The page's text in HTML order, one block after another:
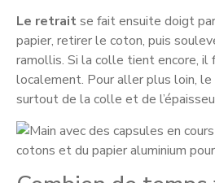
Le retraitse fait ensuite doigt
papier, retirer le coton, puis
ramollis. Si la colle tient encore, il
localement. Pour aller plus loin,
surtout de la colle et de